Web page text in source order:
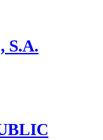
S.A.